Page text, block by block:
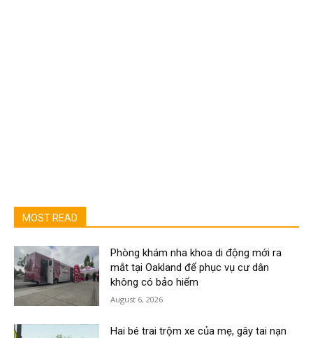
MOST READ
Phòng khám nha khoa di động mới ra
mắt tại Oakland để phục vụ cư dân
không có bảo hiểm
August 6, 2026
Hai bé trai trộm xe của mẹ, gây tai nạn